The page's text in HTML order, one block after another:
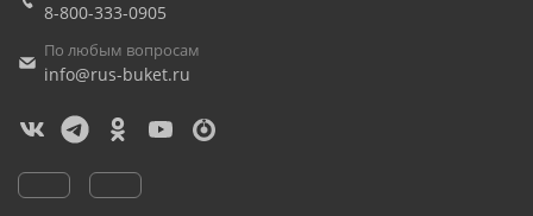
8-800-333-0905
По любым вопросам
info@rus-buket.ru